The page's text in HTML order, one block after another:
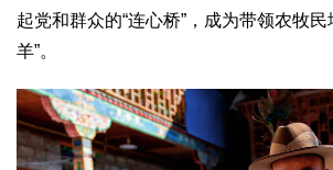
起党和群众的“连心桥”，成为带领农牧
羊”。